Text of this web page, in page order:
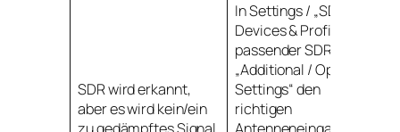
SDR wird erkannt,
aber es wird kein/ein
In Settings / „SDR
Devices & Profiles“ /
passender SDR über
„Additional / Optional
Settings“ den
richtigen